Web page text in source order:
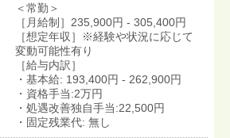
＜常勤＞
［月給制］235,900円 - 305,400円
［想定年収］※経験や状況に応じて
変動可能性有り
［給与内訳］
・基本給: 193,400円 - 262,900円
・資格手当:2万円
・処遇改善独自手当:22,500円
・固定残業代: 無し